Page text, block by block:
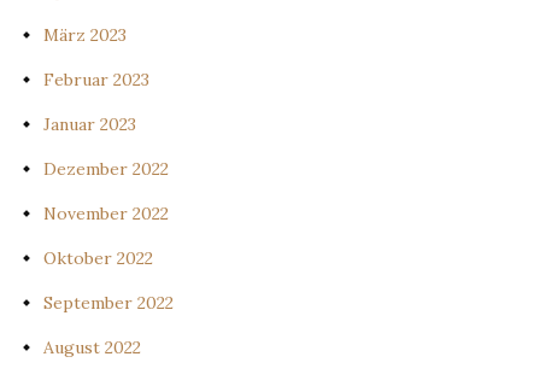
März 2023
Februar 2023
Januar 2023
Dezember 2022
November 2022
Oktober 2022
September 2022
August 2022